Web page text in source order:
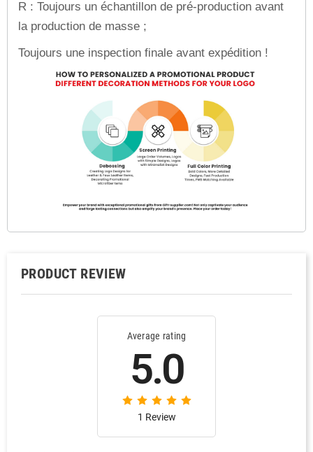
R : Toujours un échantillon de pré-production avant
la production de masse ;
Toujours une inspection finale avant expédition !
PRODUCT REVIEW
Average rating
5.0
1 Review